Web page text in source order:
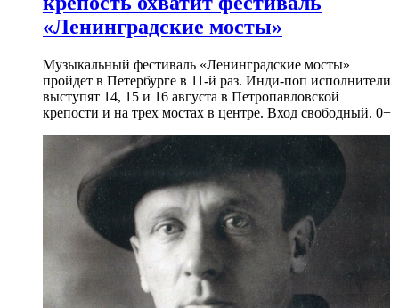
«Ленинградские мосты»
Музыкальный фестиваль «Ленинградские мосты»
пройдет в Петербурге в 11-й раз. Инди-поп исполнители
выступят 14, 15 и 16 августа в Петропавловской
крепости и на трех мостах в центре. Вход свободный. 0+